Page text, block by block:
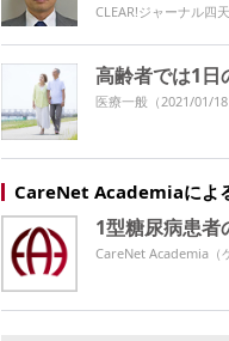
CLEAR!ジャーナル四
高齢者では1
医療一般 （2021/01/18
CareNet Academiaによ
1型糖尿病患者
CareNet Academia（